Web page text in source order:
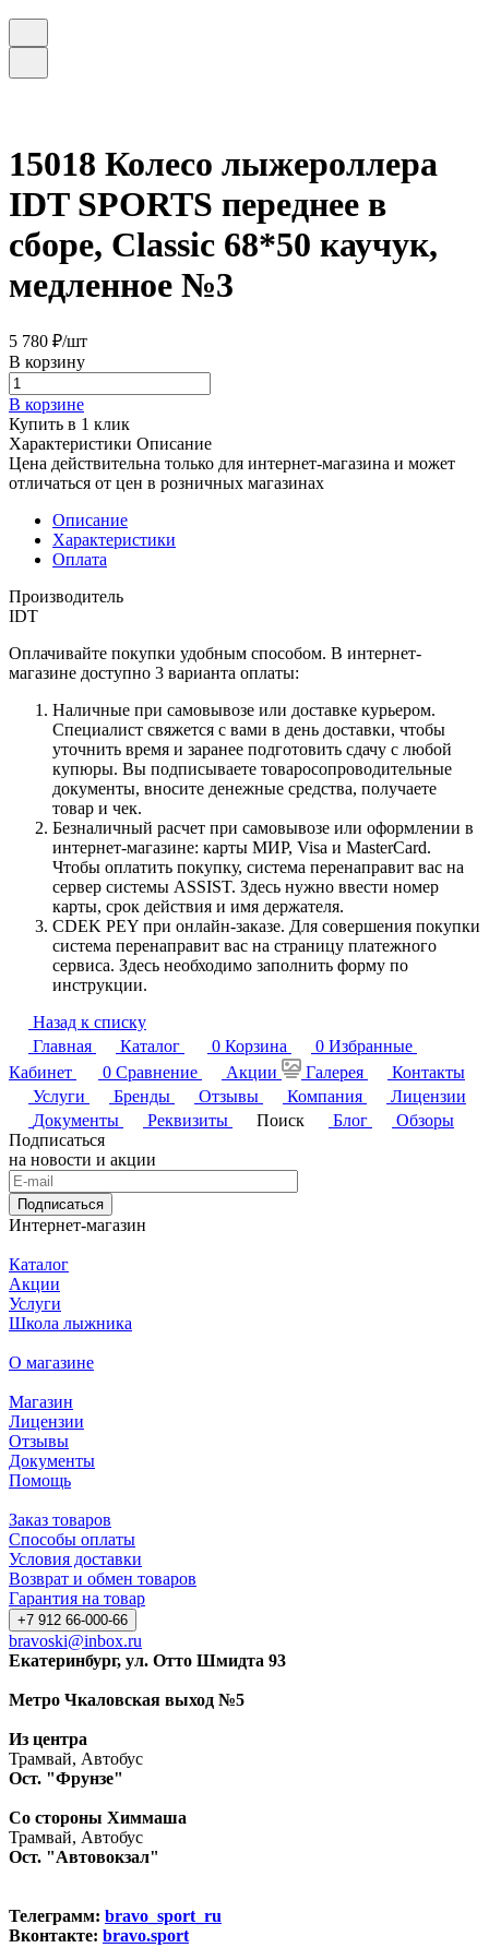
15018 Колесо лыжероллера
IDT SPORTS переднее в
сборе, Classic 68*50 каучук,
медленное №3
5 780 ₽/шт
В корзину
В корзине
Купить в 1 клик
Характеристики Описание
Цена действительна только для интернет-магазина и может
отличаться от цен в розничных магазинах
Описание
Характеристики
Оплата
Производитель
IDT
Оплачивайте покупки удобным способом. В интернет-
магазине доступно 3 варианта оплаты:
Наличные при самовывозе или доставке курьером.
Специалист свяжется с вами в день доставки, чтобы
уточнить время и заранее подготовить сдачу с любой
купюры. Вы подписываете товаросопроводительные
документы, вносите денежные средства, получаете
товар и чек.
Безналичный расчет при самовывозе или оформлении в
интернет-магазине: карты МИР, Visa и MasterCard.
Чтобы оплатить покупку, система перенаправит вас на
сервер системы ASSIST. Здесь нужно ввести номер
карты, срок действия и имя держателя.
CDEK PEY при онлайн-заказе. Для совершения покупки
система перенаправит вас на страницу платежного
сервиса. Здесь необходимо заполнить форму по
инструкции.
Назад к списку
Главная
Каталог 0 Корзина 0 Избранные
Кабинет
0 Сравнение Акции Галерея
Контакты
Услуги
Бренды Отзывы Компания
Лицензии
Документы
Реквизиты Поиск Блог
Обзоры
Подписаться
на новости и акции
Подписаться
Интернет-магазин
Каталог
Акции
Услуги
Школа лыжника
О магазине
Магазин
Лицензии
Отзывы
Документы
Помощь
Заказ товаров
Способы оплаты
Условия доставки
Возврат и обмен товаров
Гарантия на товар
+7 912 66-000-66
bravoski@inbox.ru
Екатеринбург, ул. Отто Шмидта 93
Метро Чкаловская выход №5
Из центра
Трамвай, Автобус
Ост. "Фрунзе"
Со стороны Химмаша
Трамвай, Автобус
Ост. "Автовокзал"
Телеграмм: bravo_sport_ru
Вконтакте: bravo.sport